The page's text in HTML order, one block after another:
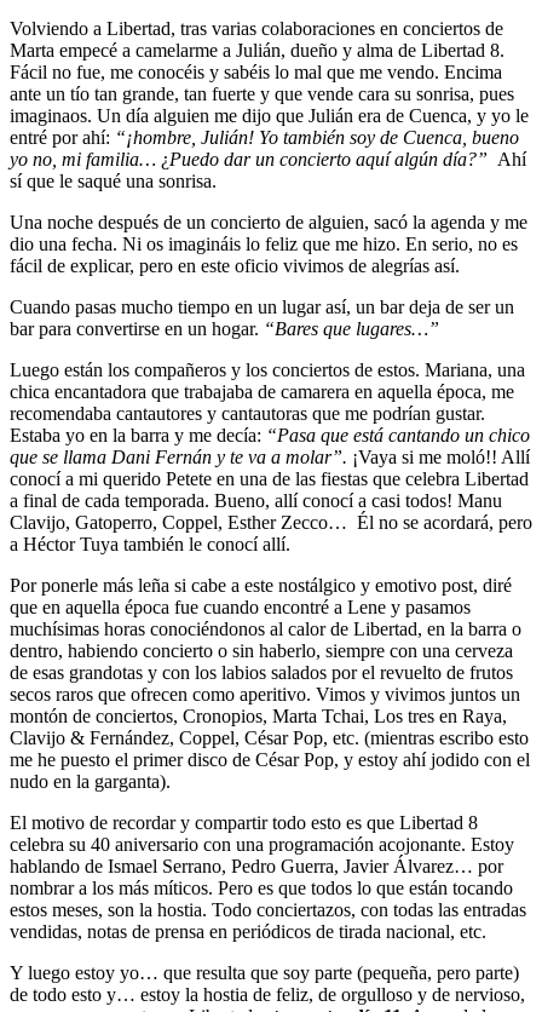
Volviendo a Libertad, tras varias colaboraciones en conciertos de
Marta empecé a camelarme a Julián, dueño y alma de Libertad 8.
Fácil no fue, me conocéis y sabéis lo mal que me vendo. Encima
ante un tío tan grande, tan fuerte y que vende cara su sonrisa, pues
imaginaos. Un día alguien me dijo que Julián era de Cuenca, y yo le
entré por ahí: “¡hombre, Julián! Yo también soy de Cuenca, bueno
yo no, mi familia… ¿Puedo dar un concierto aquí algún día?” Ahí
sí que le saqué una sonrisa.
Una noche después de un concierto de alguien, sacó la agenda y me
dio una fecha. Ni os imagináis lo feliz que me hizo. En serio, no es
fácil de explicar, pero en este oficio vivimos de alegrías así.
Cuando pasas mucho tiempo en un lugar así, un bar deja de ser un
bar para convertirse en un hogar. “Bares que lugares…”
Luego están los compañeros y los conciertos de estos. Mariana, una
chica encantadora que trabajaba de camarera en aquella época, me
recomendaba cantautores y cantautoras que me podrían gustar.
Estaba yo en la barra y me decía: “Pasa que está cantando un chico
que se llama Dani Fernán y te va a molar”. ¡Vaya si me moló!! Allí
conocí a mi querido Petete en una de las fiestas que celebra Libertad
a final de cada temporada. Bueno, allí conocí a casi todos! Manu
Clavijo, Gatoperro, Coppel, Esther Zecco… Él no se acordará, pero
a Héctor Tuya también le conocí allí.
Por ponerle más leña si cabe a este nostálgico y emotivo post, diré
que en aquella época fue cuando encontré a Lene y pasamos
muchísimas horas conociéndonos al calor de Libertad, en la barra o
dentro, habiendo concierto o sin haberlo, siempre con una cerveza
de esas grandotas y con los labios salados por el revuelto de frutos
secos raros que ofrecen como aperitivo. Vimos y vivimos juntos un
montón de conciertos, Cronopios, Marta Tchai, Los tres en Raya,
Clavijo & Fernández, Coppel, César Pop, etc. (mientras escribo esto
me he puesto el primer disco de César Pop, y estoy ahí jodido con el
nudo en la garganta).
El motivo de recordar y compartir todo esto es que Libertad 8
celebra su 40 aniversario con una programación acojonante. Estoy
hablando de Ismael Serrano, Pedro Guerra, Javier Álvarez… por
nombrar a los más míticos. Pero es que todos lo que están tocando
estos meses, son la hostia. Todo conciertazos, con todas las entradas
vendidas, notas de prensa en periódicos de tirada nacional, etc.
Y luego estoy yo… que resulta que soy parte (pequeña, pero parte)
de todo esto y… estoy la hostia de feliz, de orgulloso y de nervioso,